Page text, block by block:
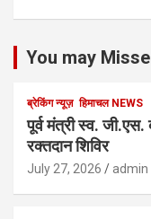
You may
ब्रेकिंग न्यूज़ हिमाचल NEWS
पूर्व मंत्री स्व. जी.एस.
रक्तदान शिविर
July 27, 2026 admin